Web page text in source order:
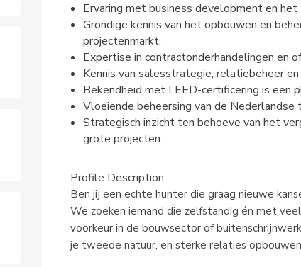
Ervaring met business development en
Grondige kennis van het opbouwen en
projectenmarkt.
Expertise in contractonderhandelingen en
Kennis van salesstrategie, relatiebeheer
Bekendheid met LEED-certificering is een
Vloeiende beheersing van de Nederlandse
Strategisch inzicht ten behoeve van het
grote projecten.
Profile Description :
Ben jij een echte hunter die graag nieuwe
We zoeken iemand die zelfstandig én met
voorkeur in de bouwsector of
je tweede natuur, en sterke relaties